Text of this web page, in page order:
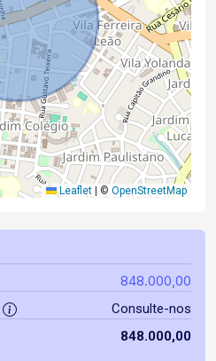
Leaflet © OpenStreetMap
848.000,00
Consulte-nos
848.000,00